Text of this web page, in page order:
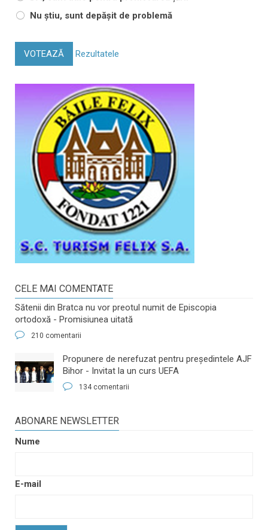
Nu știu, sunt depășit de problemă
VOTEAZĂ Rezultatele
CELE MAI COMENTATE
Sătenii din Bratca nu vor preotul numit de Episcopia
ortodoxă - Promisiunea uitată
210 comentarii
​Propunere de nerefuzat pentru preşedintele AJF
Bihor - Invitat la un curs UEFA
134 comentarii
ABONARE NEWSLETTER
Nume
E-mail